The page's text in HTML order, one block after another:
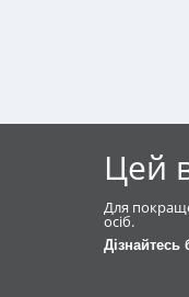
Цей
Для
осіб.
Дізнайтесь